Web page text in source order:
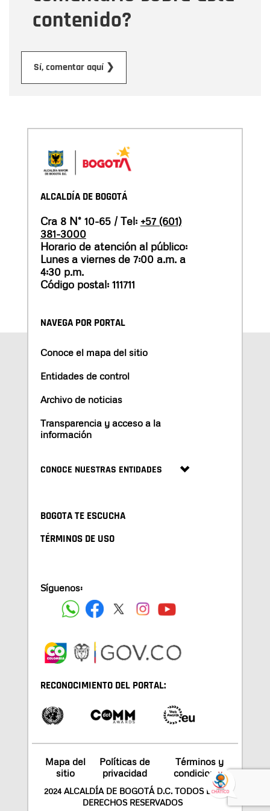
contenido?
Sí, comentar aquí ❯
ALCALDÍA DE BOGOTÁ
Cra 8 N° 10-65 / Tel: +57 (601)
381-3000
Horario de atención al público:
Lunes a viernes de 7:00 a.m. a
4:30 p.m.
Código postal: 111711
NAVEGA POR PORTAL
Conoce el mapa del sitio
Entidades de control
Archivo de noticias
Transparencia y acceso a la
información
CONOCE NUESTRAS ENTIDADES
BOGOTA TE ESCUCHA
TÉRMINOS DE USO
Síguenos:
RECONOCIMIENTO DEL PORTAL:
Mapa del
sitio
Políticas de
privacidad
Términos y
condiciones
2024 ALCALDÍA DE BOGOTÁ D.C. TODOS LOS
DERECHOS RESERVADOS